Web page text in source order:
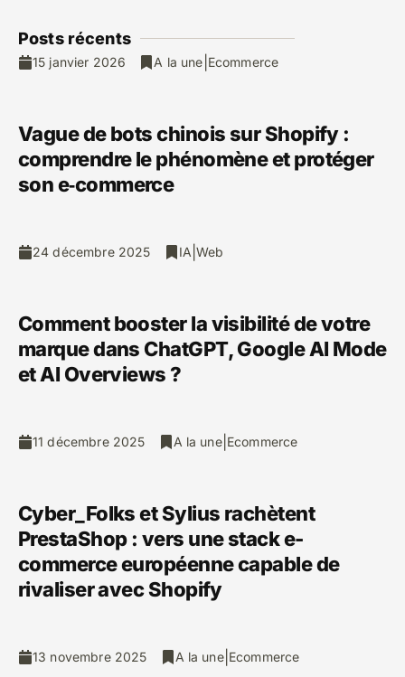
Posts récents
15 janvier 2026 A la une Ecommerce
Vague de bots chinois sur Shopify :
comprendre le phénomène et protéger
son e‑commerce
24 décembre 2025 IA |Web
Comment booster la visibilité de votre
marque dans ChatGPT, Google AI Mode
et AI Overviews ?
11 décembre 2025 A la une| Ecommerce
Cyber_Folks et Sylius rachètent
PrestaShop : vers une stack e-
commerce européenne capable de
rivaliser avec Shopify
13 novembre 2025 A la une| Ecommerce